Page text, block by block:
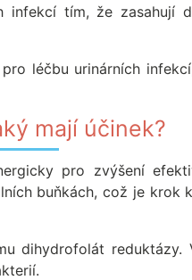
infekcí tím, že zasahují
léčbu urinárních
mají účinek?
pro zvýšení
buňkách, což je krok
dihydrofolát reduktázy.